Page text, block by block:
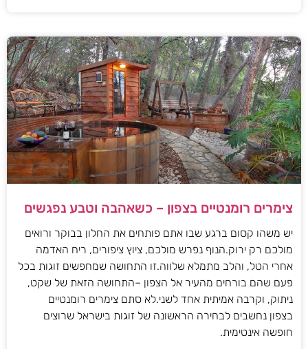
צימרים רומנטיים בצפון – כשאהבה וטבע נפגשים
יש משהו קסום ברגע שבו אתם פותחים את החלון בבוקר ורואים
מולכם רק ירוק.הנוף נפרש מולכם, ציוץ ציפורים, ריח האדמה
אחרי הטל, והלב מתמלא שלווה.זו התחושה שמחפשים זוגות בכל
פעם שהם בורחים מהעיר אל הצפון –התחושה הזאת של שקט,
ניתוק, וקרבה אמיתית אחד לשני.לא סתם צימרים רומנטיים
בצפון נחשבים לבחירה הראשונה של זוגות בישראל שרוצים
חופשה אינטימית.